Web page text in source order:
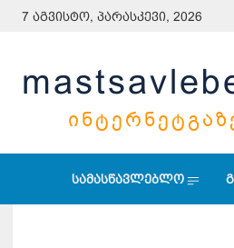
7 აგვისტო, პარასკევი, 2026
სამასწავლებლო